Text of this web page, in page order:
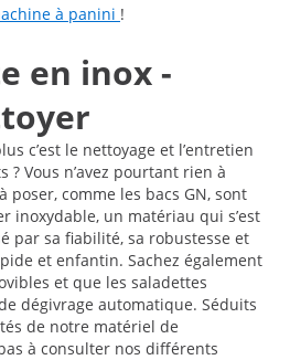
à panini !
en inox -
c’est le nettoyage et l’entretien
? Vous n’avez pourtant rien à
poser, comme les bacs GN, sont
inoxydable, un matériau qui s’est
par sa fiabilité, sa robustesse et
et enfantin. Sachez également
et que les saladettes
dégivrage automatique. Séduits
de notre matériel de
à consulter nos différents